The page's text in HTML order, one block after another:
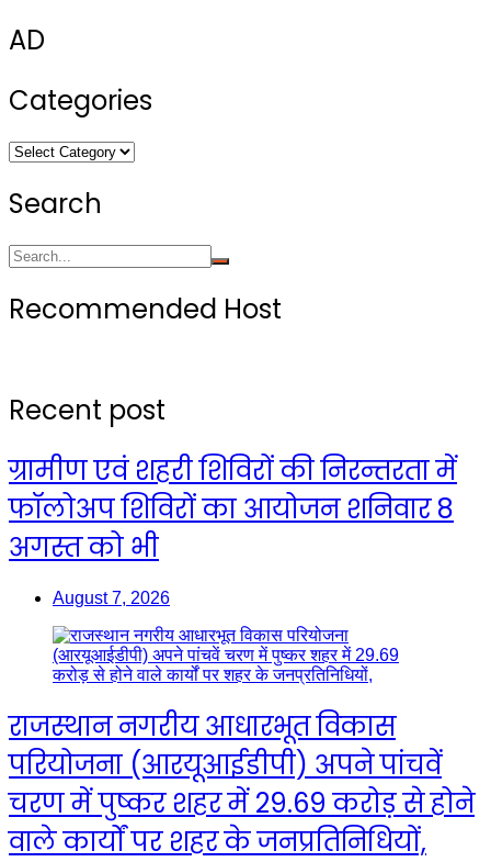
AD
Categories
Categories
Search
Recommended Host
Recent post
ग्रामीण एवं शहरी शिविरों की निरन्तरता में
फॉलोअप शिविरों का आयोजन शनिवार 8
अगस्त को भी
August 7, 2026
राजस्थान नगरीय आधारभूत विकास
परियोजना (आरयूआईडीपी) अपने पांचवें
चरण में पुष्कर शहर में 29.69 करोड़ से होने
वाले कार्यों पर शहर के जनप्रतिनिधियों,